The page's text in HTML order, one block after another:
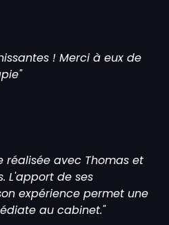
! Merci à eux de
réalisée avec Thomas et
L'apport de ses
expérience permet une
au cabinet."